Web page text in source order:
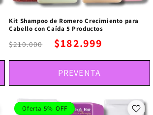
Kit Shampoo de Romero Crecimiento para
Cabello con Caída 5 Productos
$210.000 $182.999
PREVENTA
Oferta 5% OFF